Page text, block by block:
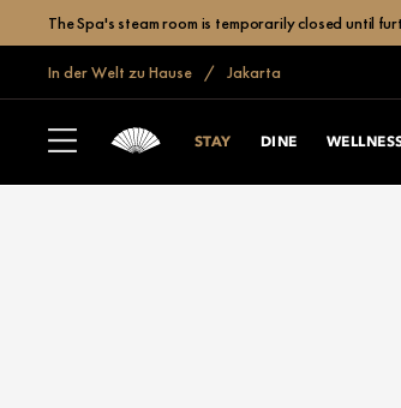
The Spa's steam room is temporarily closed until
In der Welt zu Hause Jakarta
STAY DINE